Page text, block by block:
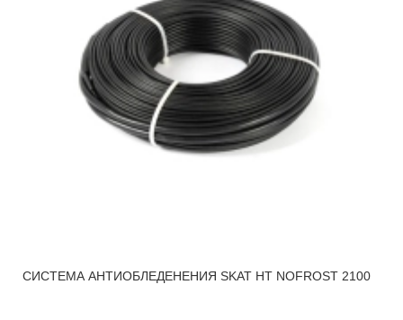
СИСТЕМА АНТИОБЛЕДЕНЕНИЯ SKAT HT NOFROST 2100